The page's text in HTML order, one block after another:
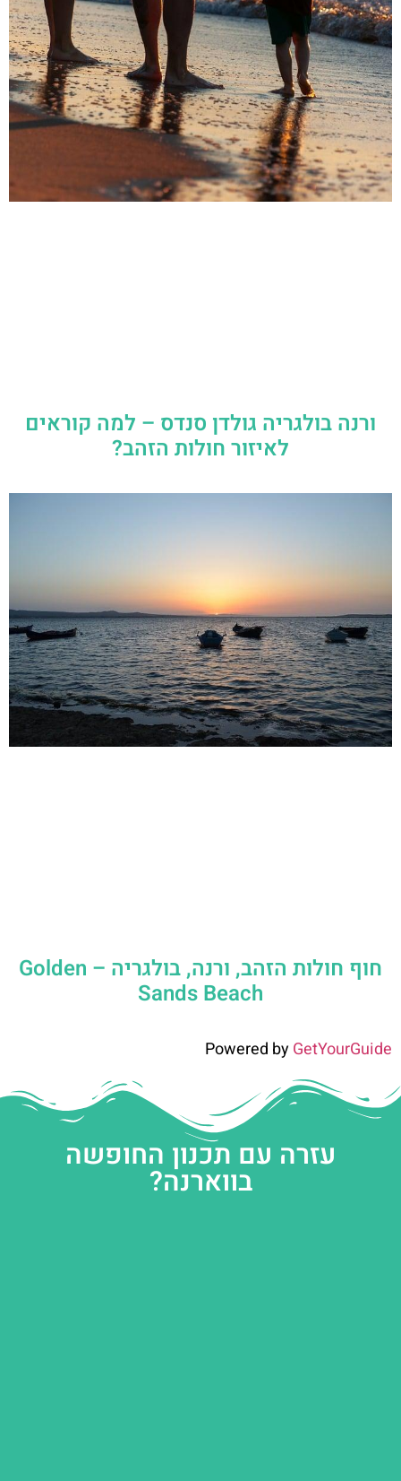
ורנה בולגריה גולדן סנדס – למה קוראים
לאיזור חולות הזהב?
חוף חולות הזהב, ורנה, בולגריה – Golden
Sands Beach
Powered byGetYourGuide
עזרה עם תכנון החופשה
בווארנה?